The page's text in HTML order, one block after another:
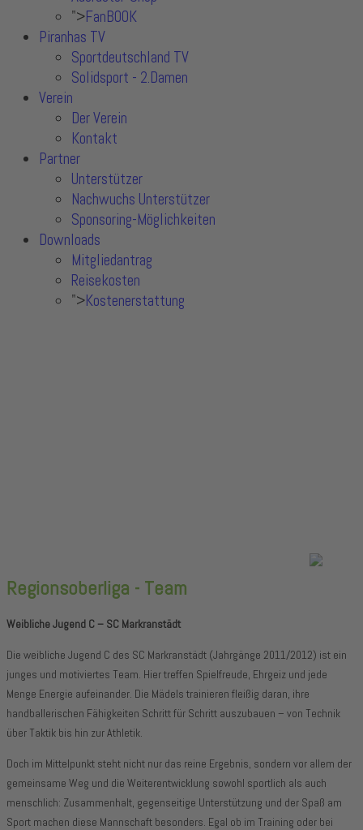
">FanBOOK
Piranhas TV
Sportdeutschland TV
Solidsport - 2.Damen
Verein
Der Verein
Kontakt
Partner
Unterstützer
Nachwuchs Unterstützer
Sponsoring-Möglichkeiten
Downloads
Mitgliedantrag
Reisekosten
">Kostenerstattung
Regionsoberliga - Team
Weibliche Jugend C – SC Markranstädt
Die weibliche Jugend C des SC Markranstädt (Jahrgänge 2011/2012) ist ein
junges und motiviertes Team. Hier treffen Spielfreude, Ehrgeiz und jede
Menge Energie aufeinander. Die Mädels trainieren fleißig daran, ihre
handballerischen Fähigkeiten Schritt für Schritt auszubauen – von Technik
über Taktik bis hin zur Athletik.
Doch im Mittelpunkt steht nicht nur das reine Ergebnis, sondern vor allem der
gemeinsame Weg und die Weiterentwicklung sowohl sportlich als auch
menschlich: Zusammenhalt, gegenseitige Unterstützung und der Spaß am
Sport machen diese Mannschaft besonders. Egal ob im Training oder bei